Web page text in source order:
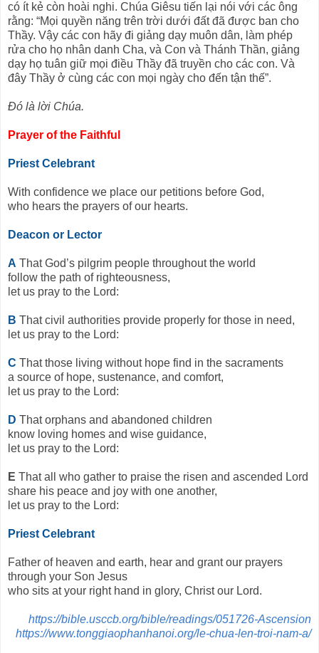
có ít kẻ còn hoài nghi. Chúa Giêsu tiến lại nói với các ông
rằng: “Mọi quyền năng trên trời dưới đất đã được ban cho
Thầy. Vậy các con hãy đi giảng dạy muôn dân, làm phép
rửa cho họ nhân danh Cha, và Con và Thánh Thần, giảng
dạy họ tuân giữ mọi điều Thầy đã truyền cho các con. Và
đây Thầy ở cùng các con mọi ngày cho đến tận thế”.
Ðó là lời Chúa.
Prayer of the Faithful
Priest Celebrant
With confidence we place our petitions before God,
who hears the prayers of our hearts.
Deacon or Lector
A That God’s pilgrim people throughout the world
follow the path of righteousness,
let us pray to the Lord:
B That civil authorities provide properly for those in need,
let us pray to the Lord:
C That those living without hope find in the sacraments
a source of hope, sustenance, and comfort,
let us pray to the Lord:
D That orphans and abandoned children
know loving homes and wise guidance,
let us pray to the Lord:
E That all who gather to praise the risen and ascended Lord
share his peace and joy with one another,
let us pray to the Lord:
Priest Celebrant
Father of heaven and earth, hear and grant our prayers
through your Son Jesus
who sits at your right hand in glory, Christ our Lord.
https://bible.usccb.org/bible/readings/051726-Ascension
https://www.tonggiaophanhanoi.org/le-chua-len-troi-nam-a/